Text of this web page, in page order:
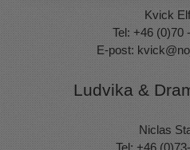
Kvick
Tel: +46 (0)70
E-post:
Ludvika &
Niclas